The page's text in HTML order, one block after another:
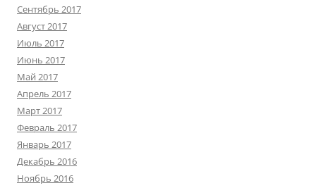
Сентябрь 2017
Август 2017
Июль 2017
Июнь 2017
Май 2017
Апрель 2017
Март 2017
Февраль 2017
Январь 2017
Декабрь 2016
Ноябрь 2016